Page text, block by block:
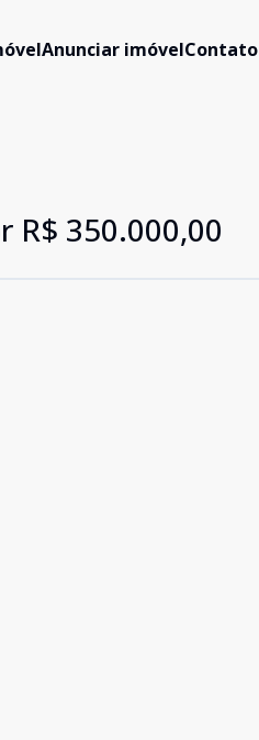
Anunciar imóvelContato
R$ 350.000,00